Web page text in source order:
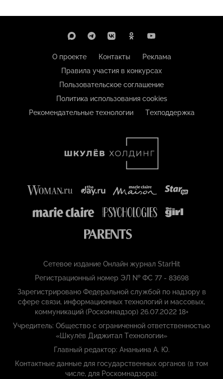
О проекте Контакты
Реклама
Правила участия в конкурсах
Пользовательское соглашение
Политика использования cookies
Рекомендательные технологии
Техподдержка
Сетевое издание Онлайн журнал StarHit
Регистрационный номер ЭЛ № ФС 77 - 83698
Зарегистрировано Федеральной службой по надзору в
сфере связи, информационных технологий и массовых,
коммуникаций (Роскомнадзор) 26.07.2022 18+
Учредитель: Общество с ограниченной ответственностью
«Шкулёв Диджитал Технологии»
Главный редактор: Ананьина А. Ю.
Контактные данные для государственных органов (в том
числе, для Роскомнадзора):